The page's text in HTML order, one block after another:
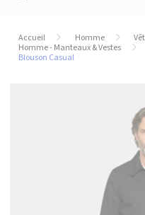
Accueil Homme
Homme - Manteaux & Vestes
Blouson Casual